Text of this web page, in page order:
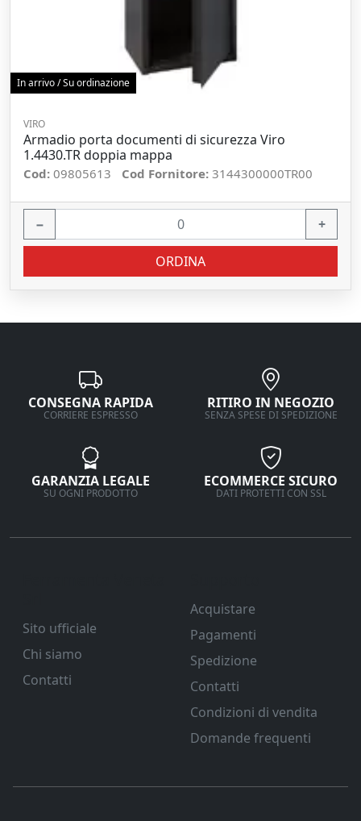
In arrivo / Su ordinazione
VIRO
Armadio porta documenti di sicurezza Viro
1.4430.TR doppia mappa
Cod: 09805613 Cod Fornitore: 3144300000TR00
− +
ORDINA
CONSEGNA RAPIDA
CORRIERE ESPRESSO
RITIRO IN NEGOZIO
SENZA SPESE DI SPEDIZIONE
GARANZIA LEGALE
SU OGNI PRODOTTO
ECOMMERCE SICURO
DATI PROTETTI CON SSL
Sito ufficiale
Chi siamo
Contatti
Acquistare
Pagamenti
Spedizione
Contatti
Condizioni di vendita
Domande frequenti